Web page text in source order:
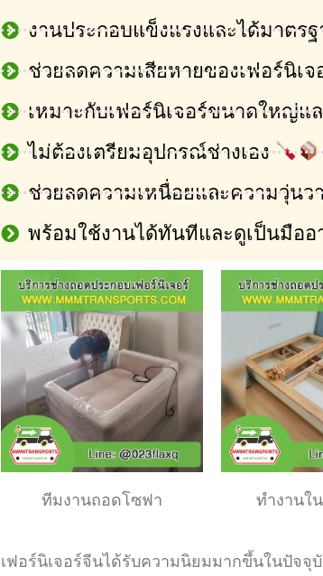
งานประกอบแข็งแรงและได้มาตร
ช่วยลดความเสียหายของเฟอร์นิเจ
เหมาะกับเฟอร์นิเจอร์ขนาดใหญ่
ไม่ต้องเตรียมอุปกรณ์ช่างเอง
ช่วยลดความเหนื่อยและความวุ่น
พร้อมใช้งานได้ทันทีและดูเป็นมืออ
ทีมงานถอดโซฟา ทำงานใ
เฟอร์นิเจอร์จีนได้รับความนิยมมากขึ้นในปัจจุ